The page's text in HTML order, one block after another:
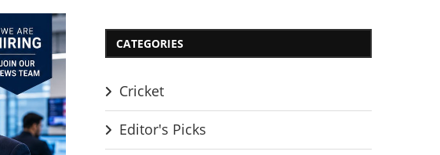
CATEGORIES
Cricket
Editor's Picks